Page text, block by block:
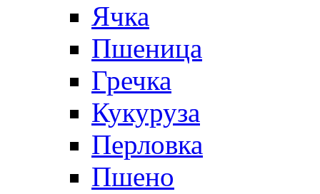
Ячка
Пшеница
Гречка
Кукуруза
Перловка
Пшено